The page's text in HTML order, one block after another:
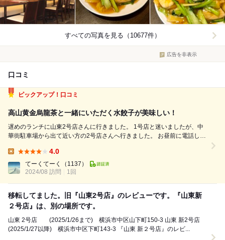
すべての写真を見る（10677件）
広告を非表示
口コミ
ピックアップ！口コミ
高山黄金烏龍茶と一緒にいただく水餃子が美味しい！
遅めのランチに山東2号店さんに行きました。 1号店と迷いましたが、中
華街駐車場から出て近い方の2号店さんへ行きました。 お昼前に電話して
ないとの事。直接来てとの事でしたので、恐る恐るドアを開けたら、1階
はお客さんも居ない状況で、2...
4.0
てーくてーく
（1137）
2024/08 訪問
1回
移転してました。旧『山東2号店』のレビューです。『山東新
２号店』は、別の場所です。
山東 2号店 (2025/1/26まで) 横浜市中区山下町150-3 山東 新2号店
(2025/1/27以降) 横浜市中区下町143-3 『山東 新２号店』のレビ...